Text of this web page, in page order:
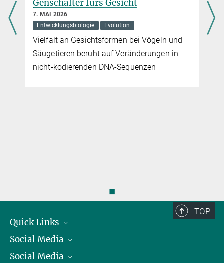
Genschalter fürs Gesicht
7. MAI 2026
Entwicklungsbiologie
Evolution
Vielfalt an Gesichtsformen bei Vögeln und
Säugetieren beruht auf Veränderungen in
nicht-kodierenden DNA-Sequenzen
◼
TOP
Quick Links
Präsident
Zahlen und Fakten
Social Media
Bluesky
Social Media